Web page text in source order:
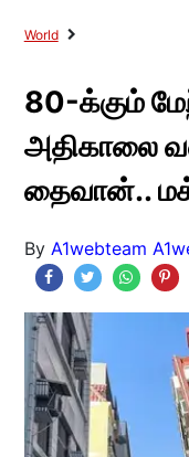
World
80-க்கும்
அதிகாலை
தைவான்..
By A1webteam